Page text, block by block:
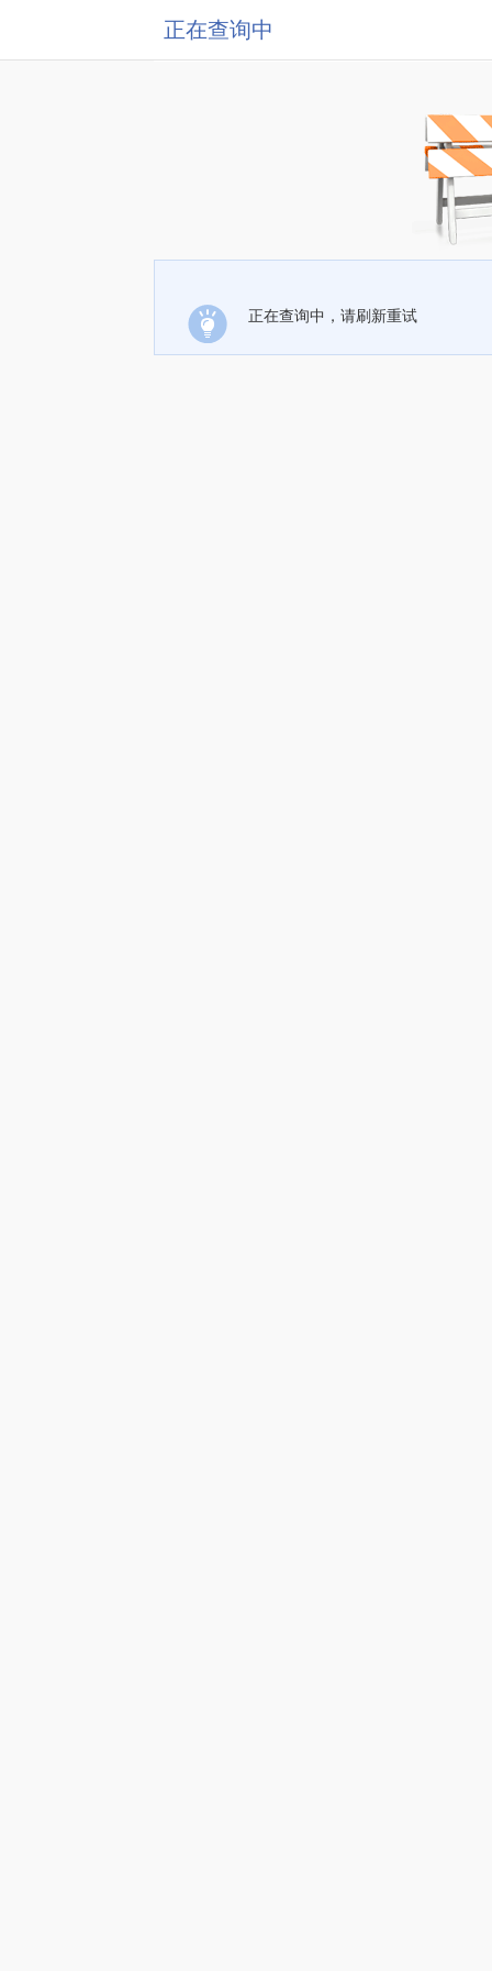
正在查询中
正在查询中，请刷新重试